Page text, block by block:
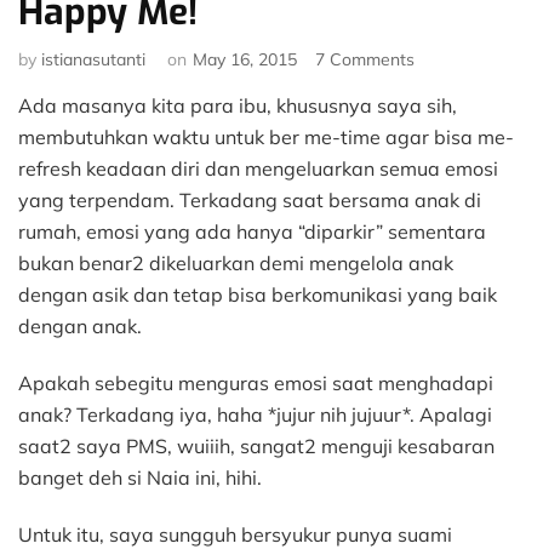
Happy Me!
by istianasutanti on May 16, 2015 7 Comments
Me!
Ada masanya kita para ibu, khususnya saya sih,
membutuhkan waktu untuk ber me-time agar bisa me-
refresh keadaan diri dan mengeluarkan semua emosi
yang terpendam. Terkadang saat bersama anak di
rumah, emosi yang ada hanya “diparkir” sementara
bukan benar2 dikeluarkan demi mengelola anak
dengan asik dan tetap bisa berkomunikasi yang baik
dengan anak.
Apakah sebegitu menguras emosi saat menghadapi
anak? Terkadang iya, haha *jujur nih jujuur*. Apalagi
saat2 saya PMS, wuiiih, sangat2 menguji kesabaran
banget deh si Naia ini, hihi.
Untuk itu, saya sungguh bersyukur punya suami